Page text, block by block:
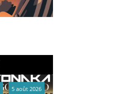
5 août 2026